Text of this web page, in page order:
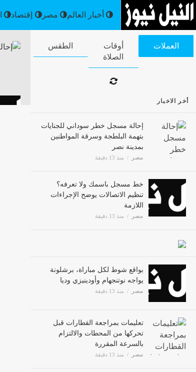
أخبار العالم مصر
العملات أوقات الصلاة الطقس
أخر الاخبار
بتهمة البلطجة وسرقة المواطنين
بمدينة نصر
مصر
تنظيم الاتصالات يوضح الإجراءات
اللازمة
مصر
يواجه نوتنجهام وأودينيزي وديا
مصر منذ 13 دقيقة
تحركها من المحطات والالتزام
بالسرعة المقررة
مصر